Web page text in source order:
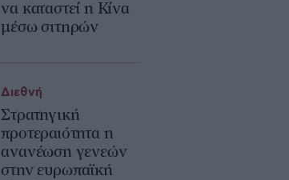
να καταστεί η Κίνα
μέσω σιτηρών
Στρατηγική
προτεραιότητα η
ανανέωση γενεών
στην ευρωπαϊκή
Διεθνή